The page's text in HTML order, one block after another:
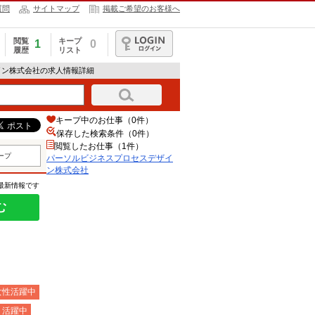
問 サイトマップ 掲載ご希望のお客様へ
閲覧
履歴
1
キープ
リスト
0
ログイン
株式会社の求人情報詳細
プ
新情報です
性活躍中
躍中
キープ中のお仕事（0件）
保存した検索条件（0件）
閲覧したお仕事（1件）
パーソルビジネスプロセスデザイ
ン株式会社